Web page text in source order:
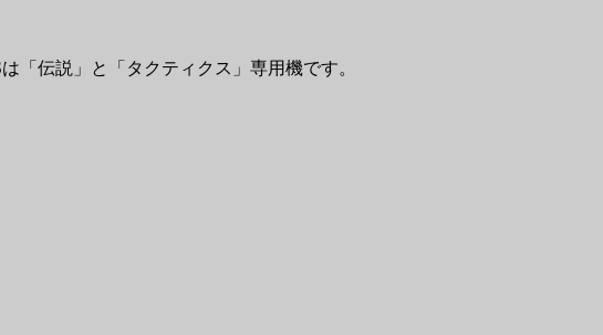
「伝説」と「タクティクス」専用機です。